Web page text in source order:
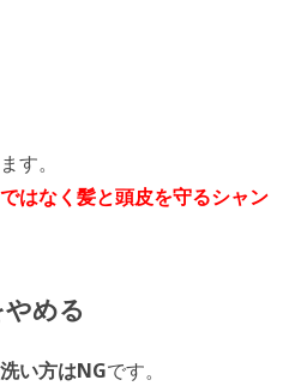
す。
はなく髪と頭皮を守るシャン
める
い方はNGです。